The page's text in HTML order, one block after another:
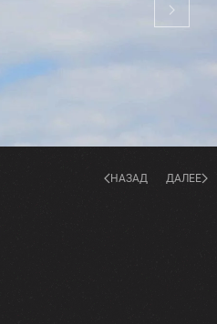
НАЗАД ДАЛЕЕ